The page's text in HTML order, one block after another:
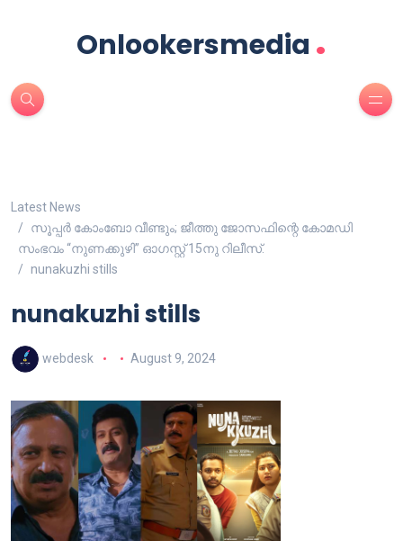
Onlookersmedia .
Latest News
സൂപ്പർ കോംബോ വീണ്ടും; ജീത്തു ജോസഫിന്റെ കോമഡി
സംഭവം “നുണക്കുഴി” ഓഗസ്റ്റ് 15നു റിലീസ്.
nunakuzhi stills
nunakuzhi stills
webdesk August 9, 2024